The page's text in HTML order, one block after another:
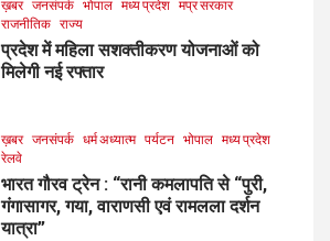
ख़बर जनसंपर्क भोपाल मध्य प्रदेश मप्र सरकार
राजनीतिक राज्य
प्रदेश में महिला सशक्तीकरण योजनाओं को
मिलेगी नई रफ्तार
ख़बर जनसंपर्क धर्म अध्यात्म पर्यटन भोपाल मध्य प्रदेश
रेलवे
भारत गौरव ट्रेन : “रानी कमलापति से “पुरी,
गंगासागर, गया, वाराणसी एवं रामलला दर्शन
यात्रा”